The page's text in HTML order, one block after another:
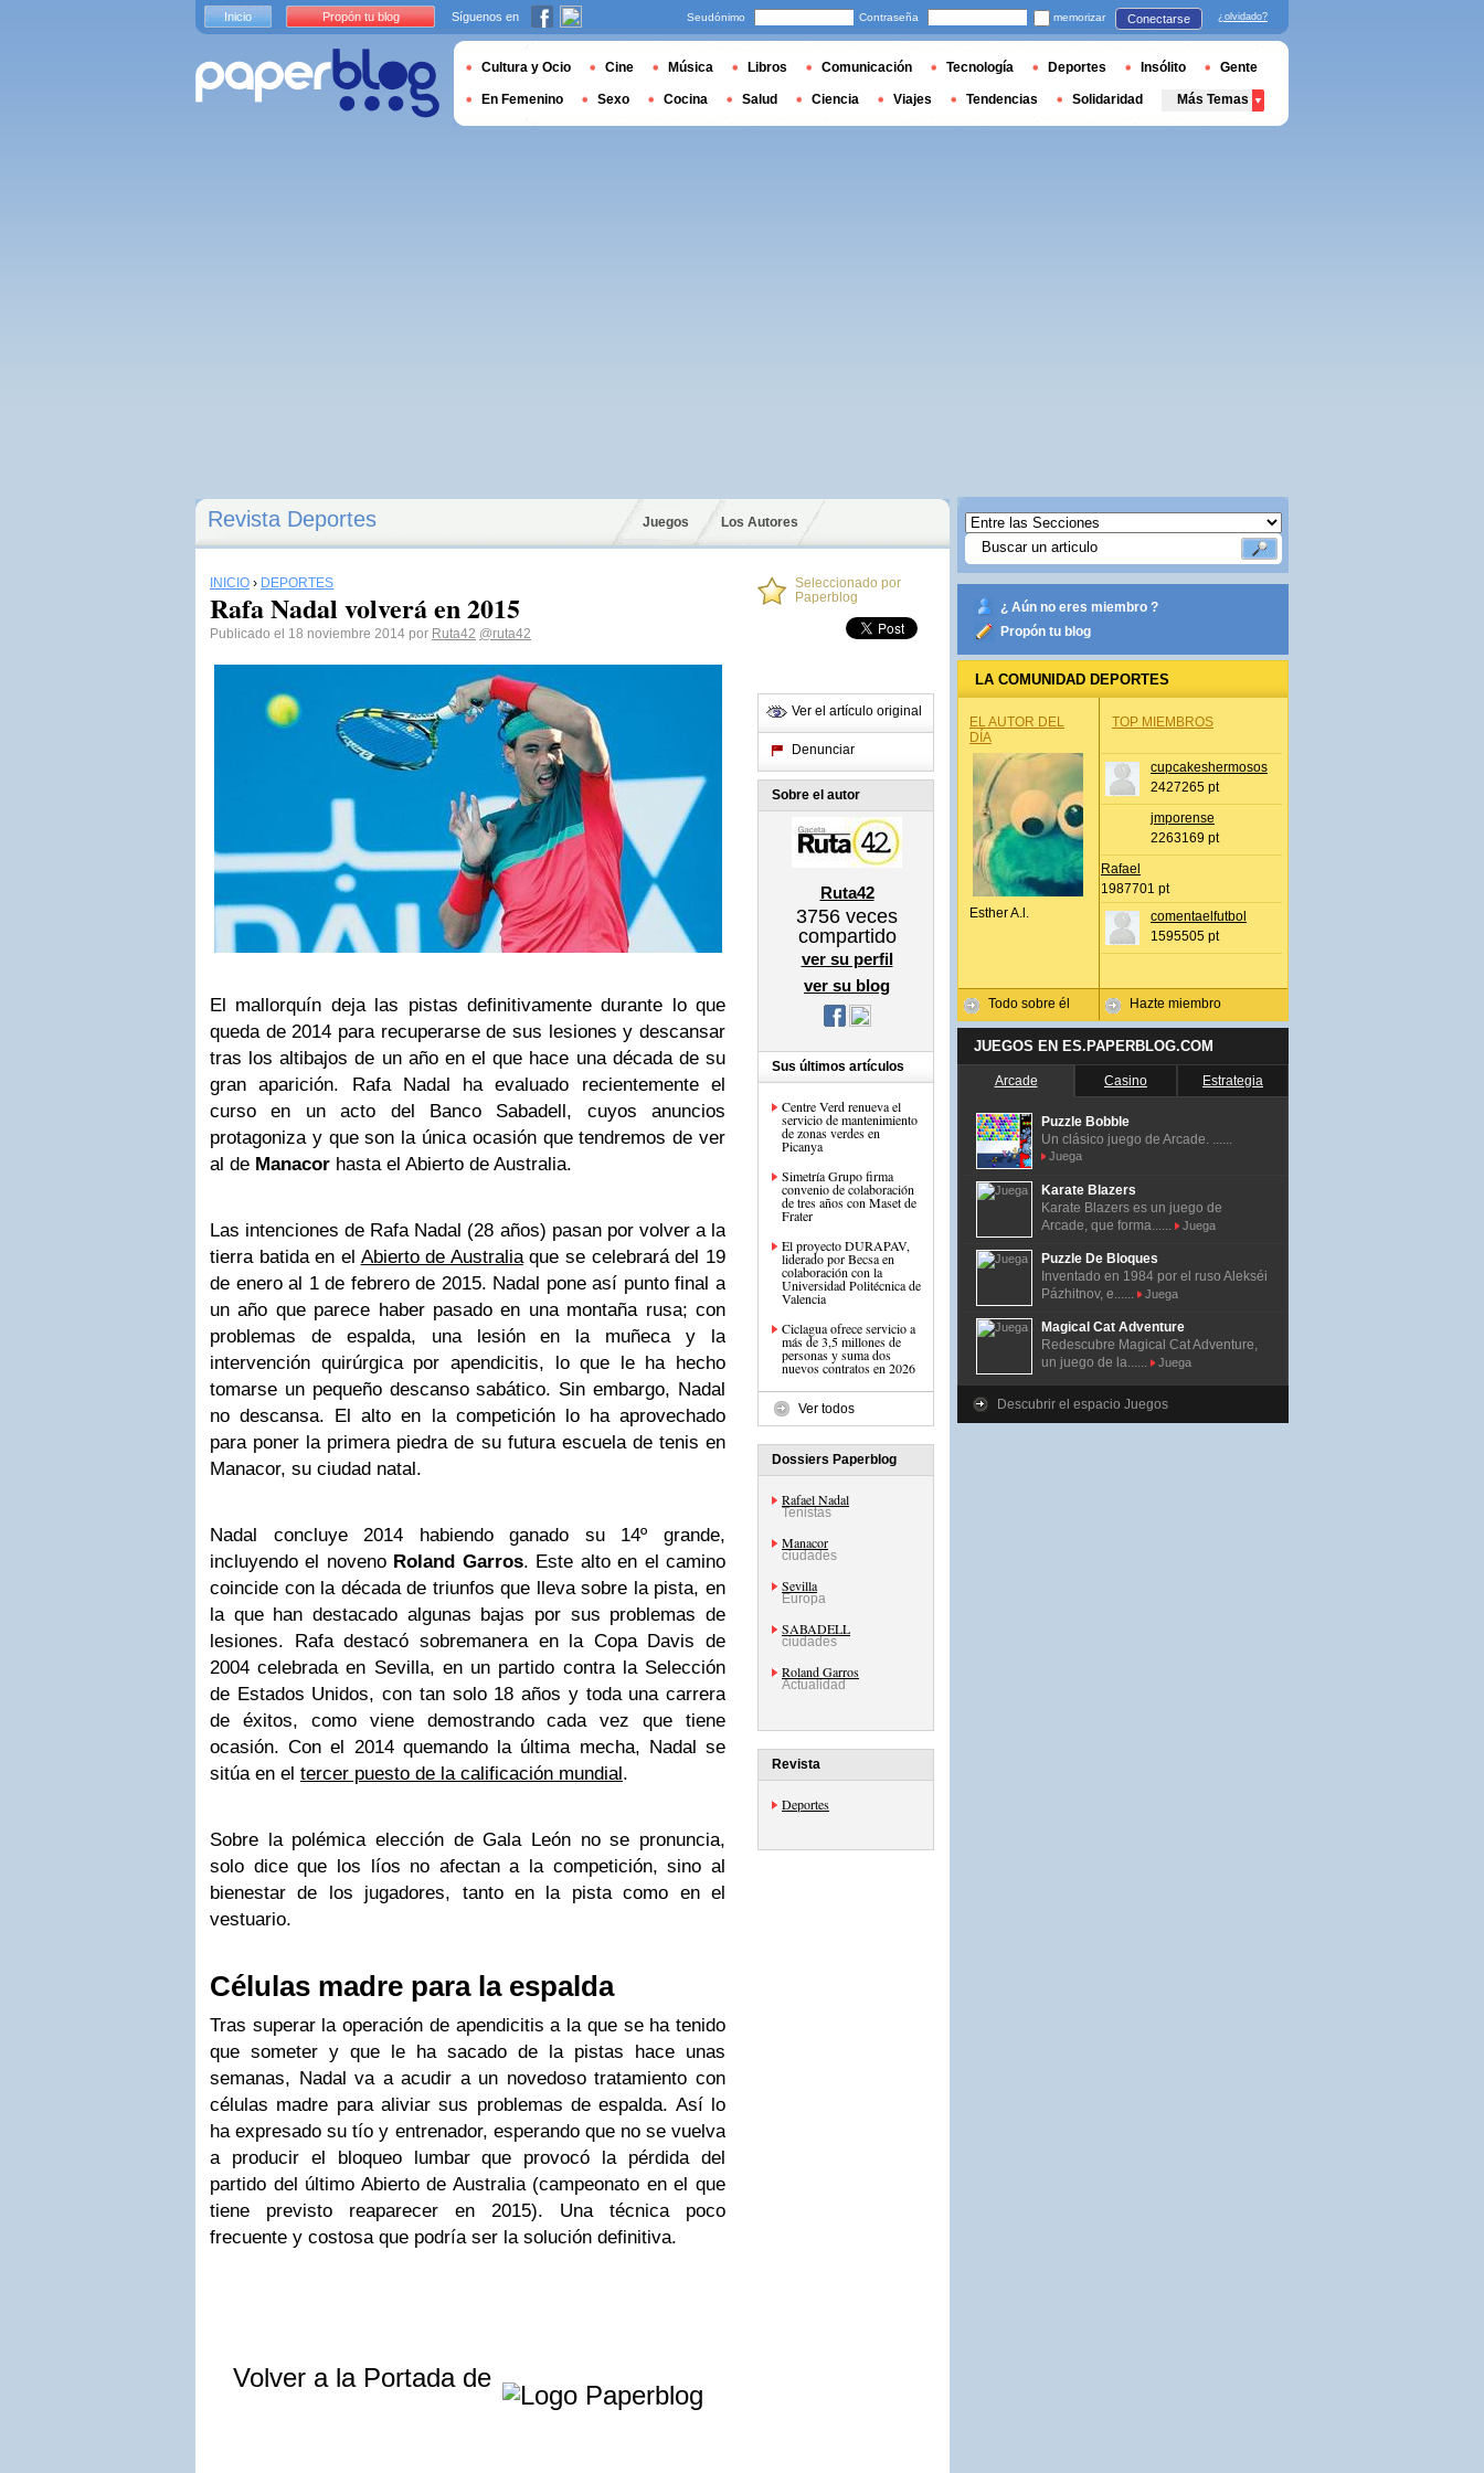
Revista Deportes Juegos Los Autores
INICIO › DEPORTES
Rafa Nadal volverá en 2015
Publicado el 18 noviembre 2014 por Ruta42 @ruta42
El mallorquín deja las pistas definitivamente durante lo que
queda de 2014 para recuperarse de sus lesiones y descansar
tras los altibajos de un año en el que hace una década de su
gran aparición. Rafa Nadal ha evaluado recientemente el
curso en un acto del Banco Sabadell, cuyos anuncios
protagoniza y que son la única ocasión que tendremos de ver
al de Manacor hasta el Abierto de Australia.
Las intenciones de Rafa Nadal (28 años) pasan por volver a la
tierra batida en el Abierto de Australiaque se celebrará del 19
de enero al 1 de febrero de 2015. Nadal pone así punto final a
un año que parece haber pasado en una montaña rusa; con
problemas de espalda, una lesión en la muñeca y la
intervención quirúrgica por apendicitis, lo que le ha hecho
tomarse un pequeño descanso sabático. Sin embargo, Nadal
no descansa. El alto en la competición lo ha aprovechado
para poner la primera piedra de su futura escuela de tenis en
Manacor, su ciudad natal.
Nadal concluye 2014 habiendo ganado su 14º grande,
incluyendo el noveno Roland Garros. Este alto en el camino
coincide con la década de triunfos que lleva sobre la pista, en
la que han destacado algunas bajas por sus problemas de
lesiones. Rafa destacó sobremanera en la Copa Davis de
2004 celebrada en Sevilla, en un partido contra la Selección
de Estados Unidos, con tan solo 18 años y toda una carrera
de éxitos, como viene demostrando cada vez que tiene
ocasión. Con el 2014 quemando la última mecha, Nadal se
sitúa en el tercer puesto de la calificación mundial.
Sobre la polémica elección de Gala León no se pronuncia,
solo dice que los líos no afectan a la competición, sino al
bienestar de los jugadores, tanto en la pista como en el
vestuario.
Células madre para la espalda
Tras superar la operación de apendicitis a la que se ha tenido
que someter y que le ha sacado de la pistas hace unas
semanas, Nadal va a acudir a un novedoso tratamiento con
células madre para aliviar sus problemas de espalda. Así lo
ha expresado su tío y entrenador, esperando que no se vuelva
a producir el bloqueo lumbar que provocó la pérdida del
partido del último Abierto de Australia (campeonato en el que
tiene previsto reaparecer en 2015). Una técnica poco
frecuente y costosa que podría ser la solución definitiva.
Volver a la Portada de
Seleccionado por
Paperblog
Ver el artículo original
Denunciar
Sobre el autor
Ruta42
3756 veces
compartido
ver su perfil
ver su blog
Sus últimos artículos
Centre Verd renueva el
servicio de mantenimiento
de zonas verdes en
Picanya
Simetría Grupo firma
convenio de colaboración
de tres años con Maset de
Frater
El proyecto DURAPAV,
liderado por Becsa en
colaboración con la
Universidad Politécnica de
Valencia
Ciclagua ofrece servicio a
más de 3,5 millones de
personas y suma dos
nuevos contratos en 2026
Ver todos
Dossiers Paperblog
Rafael Nadal
Tenistas
Manacor
ciudades
Sevilla
Europa
SABADELL
ciudades
Roland Garros
Actualidad
Revista
Deportes
¿ Aún no eres miembro ?
Propón tu blog
LA COMUNIDAD DEPORTES
EL AUTOR DEL
DÍA
Esther A.l.
Todo sobre él
TOP MIEMBROS
cupcakeshermosos
2427265 pt
jmporense
2263169 pt
Rafael
1987701 pt
comentaelfutbol
1595505 pt
Hazte miembro
JUEGOS EN ES.PAPERBLOG.COM
Arcade Casino Estrategia
Puzzle Bobble
Un clásico juego de Arcade. ......
Juega
Karate Blazers
Karate Blazers es un juego de
Arcade, que forma......
Juega
Puzzle De Bloques
Inventado en 1984 por el ruso Alekséi
Pázhitnov, e......
Juega
Magical Cat Adventure
Redescubre Magical Cat Adventure,
un juego de la......
Juega
Descubrir el espacio Juegos
Inicio Propón tu blog Síguenos en Seudónimo Contraseña memorizar Conectarse ¿olvidado?
Cultura y Ocio Cine Música Libros Comunicación Tecnología Deportes Insólito Gente
En Femenino Sexo Cocina Salud Ciencia Viajes Tendencias Solidaridad Más Temas